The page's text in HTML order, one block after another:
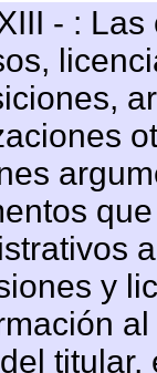
- :
y
titular,